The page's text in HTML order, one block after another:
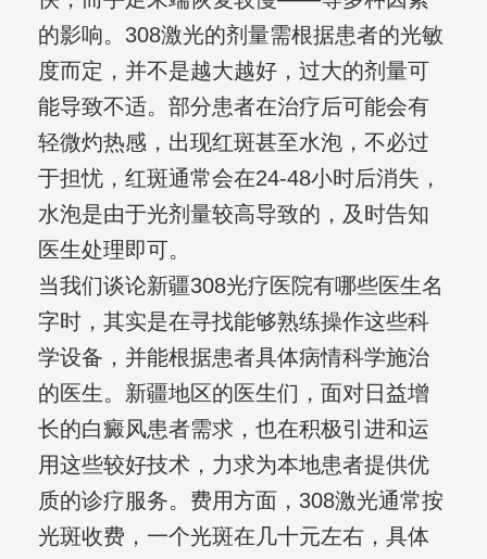
的影响。308激光的剂量需根据患者的光敏
度而定，并不是越大越好，过大的剂量可
能导致不适。部分患者在治疗后可能会有
轻微灼热感，出现红斑甚至水泡，不必过
于担忧，红斑通常会在24-48小时后消失，
水泡是由于光剂量较高导致的，及时告知
医生处理即可。
当我们谈论新疆308光疗医院有哪些医生名
字时，其实是在寻找能够熟练操作这些科
学设备，并能根据患者具体病情科学施治
的医生。新疆地区的医生们，面对日益增
长的白癜风患者需求，也在积极引进和运
用这些较好技术，力求为本地患者提供优
质的诊疗服务。费用方面，308激光通常按
光斑收费，一个光斑在几十元左右，具体